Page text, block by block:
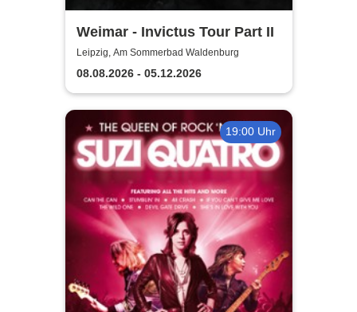
Weimar - Invictus Tour Part II
Leipzig, Am Sommerbad Waldenburg
08.08.2026 - 05.12.2026
19:00 Uhr